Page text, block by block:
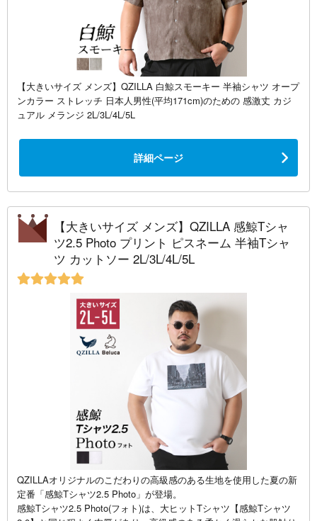
【大きいサイズ メンズ】QZILLA 白鯨スモーキー 半袖シャツ オープ
ンカラー ストレッチ 日本人男性(平均171cm)のための 感激丈 カジ
ュアル メランジ 2L/3L/4L/5L
詳細ページ
【大きいサイズ メンズ】QZILLA 感鯨Tシャ
ツ2.5 Photo プリント ピスネーム 半袖Tシャ
ツ カットソー 2L/3L/4L/5L
QZILLAオリジナルのこだわりの高級感のある生地を使用した夏の新
定番「感鯨Tシャツ2.5 Photo」が登場。
感鯨Tシャツ2.5 Photo(フォト)は、大ヒットTシャツ【感鯨Tシャツ